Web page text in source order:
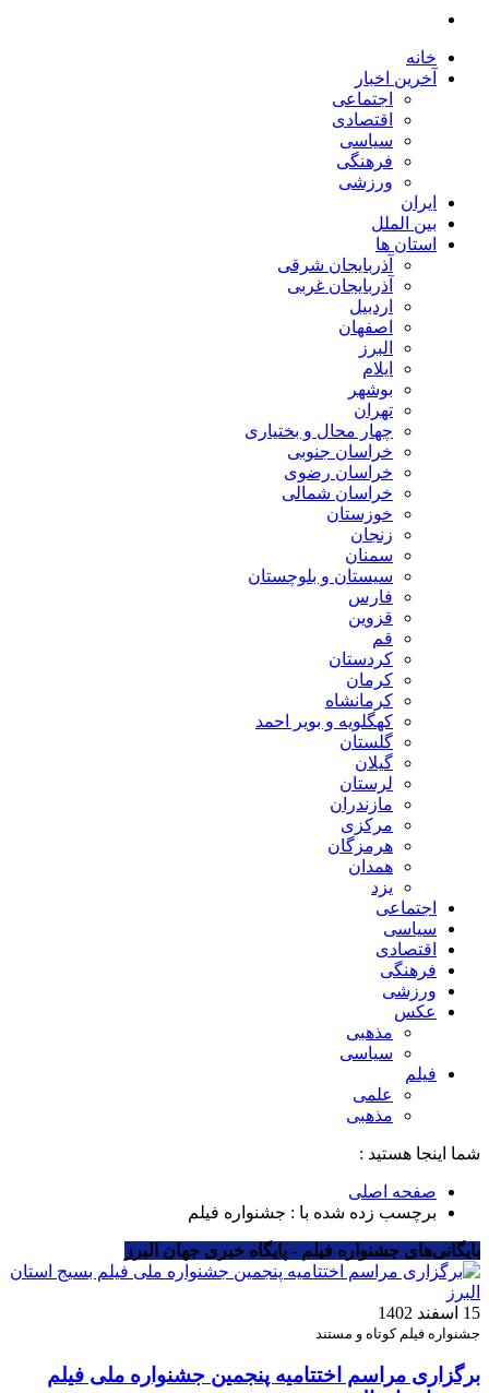
خانه
آخرین اخبار
اجتماعی
اقتصادی
سیاسی
فرهنگی
ورزشی
ایران
بین الملل
استان ها
آذربایجان شرقی
آذربایجان غربی
اردبیل
اصفهان
البرز
ایلام
بوشهر
تهران
چهار محال و بختیاری
خراسان جنوبی
خراسان رضوی
خراسان شمالی
خوزستان
زنجان
سمنان
سیستان و بلوچستان
فارس
قزوین
قم
کردستان
کرمان
کرمانشاه
کهگلویه و بویر احمد
گلستان
گیلان
لرستان
مازندران
مرکزی
هرمزگان
همدان
یزد
اجتماعی
سیاسی
اقتصادی
فرهنگی
ورزشی
عکس
مذهبی
سیاسی
فیلم
علمی
مذهبی
شما اینجا هستید :
صفحه اصلی
برچسب زده شده با : جشنواره فیلم
بایگانی‌های جشنواره فیلم - پایگاه خبری جهان البرز
15 اسفند 1402
جشنواره فیلم کوتاه و مستند
برگزاری مراسم اختتامیه پنجمین جشنواره ملی فیلم